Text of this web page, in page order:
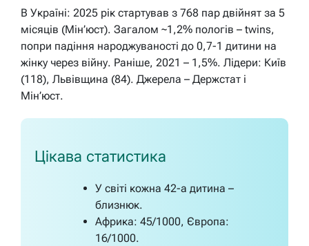
В Україні: 2025 рік стартував з 768 пар двійнят за 5
місяців (Мін’юст). Загалом ~1,2% пологів – twins,
попри падіння народжуваності до 0,7-1 дитини на
жінку через війну. Раніше, 2021 – 1,5%. Лідери: Київ
(118), Львівщина (84). Джерела – Держстат і
Мін’юст.
Цікава статистика
У світі кожна 42-а дитина –
близнюк.
Африка: 45/1000, Європа:
16/1000.